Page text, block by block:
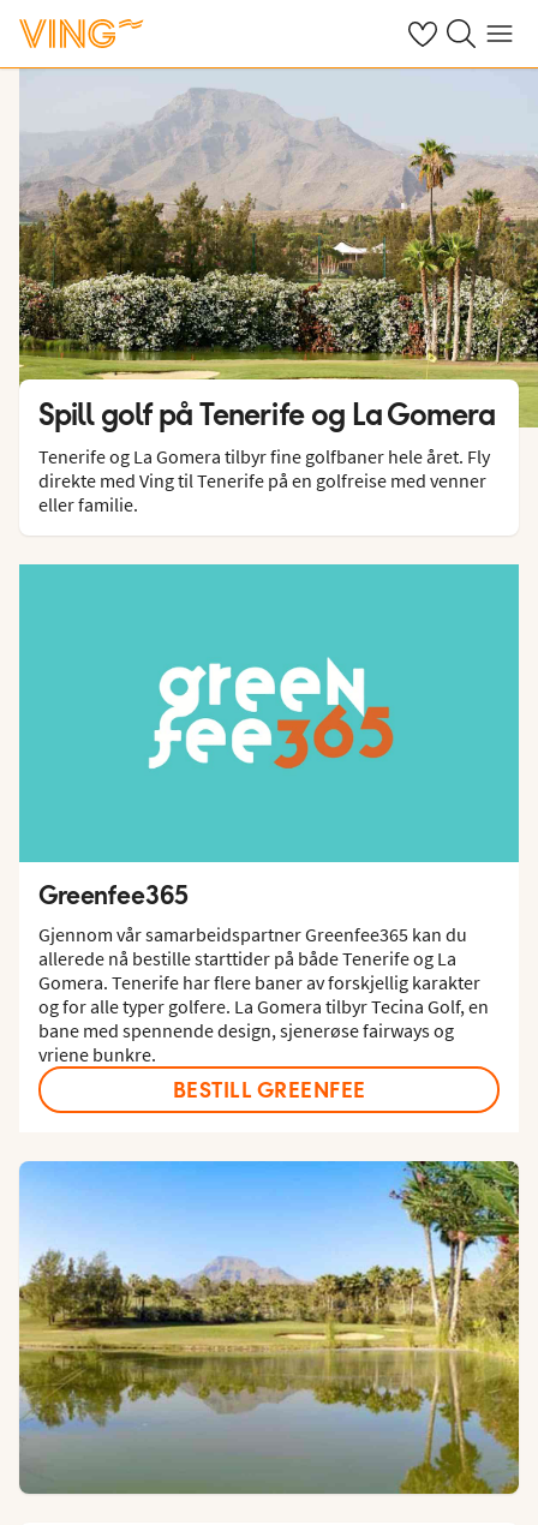
Se dine sparte
Søk påMeny
Spill golf på Tenerife og La Gomera
Tenerife og La Gomera tilbyr fine golfbaner hele året. Fly
direkte med Ving til Tenerife på en golfreise med venner
eller familie.
Greenfee365
Gjennom vår samarbeidspartner Greenfee365 kan du
allerede nå bestille starttider på både Tenerife og La
Gomera. Tenerife har flere baner av forskjellig karakter
og for alle typer golfere. La Gomera tilbyr Tecina Golf, en
bane med spennende design, sjenerøse fairways og
vriene bunkre.
BESTILL GREENFEE